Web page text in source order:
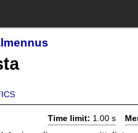
Time limit: 1.00 s